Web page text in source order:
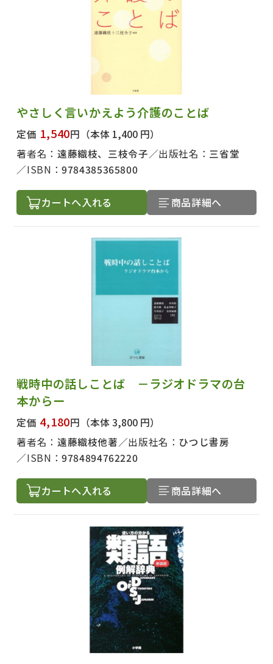
やさしく言いかえよう介護のことば
定価 1,540円 （本体 1,400 円）
著者名： 遠藤織枝、三枝令子 出版社名： 三省堂
ISBN：9784385365800
カートへ入れる 商品詳細へ
戦時中の話しことば －ラジオドラマの台
本からー
定価 4,180円 （本体 3,800 円）
著者名： 遠藤織枝他著 出版社名： ひつじ書房
ISBN：9784894762220
カートへ入れる 商品詳細へ